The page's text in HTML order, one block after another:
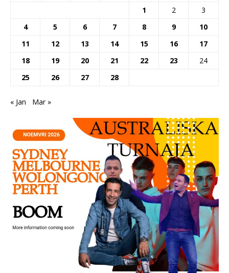
1
2
3
4
5 6 7 8 9
10
11
12 13 14 15 16
17
18
19 20 21 22 23
24
25
26 27 28
« Jan Mar »